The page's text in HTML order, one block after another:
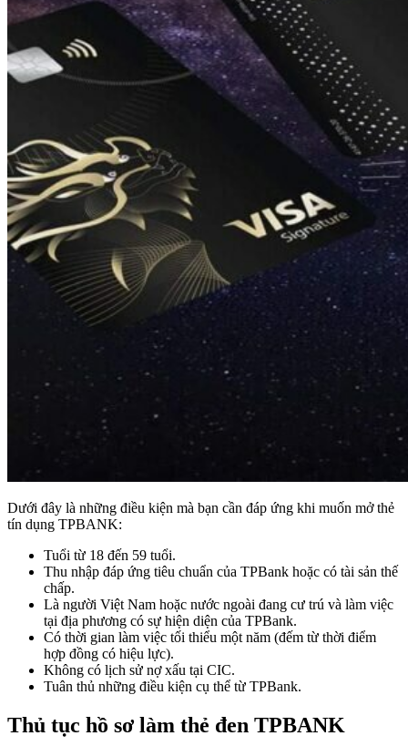
Dưới đây là những điều kiện mà bạn cần đáp ứng khi muốn mở thẻ
tín dụng TPBANK:
Tuổi từ 18 đến 59 tuổi.
Thu nhập đáp ứng tiêu chuẩn của TPBank hoặc có tài sản thế
chấp.
Là người Việt Nam hoặc nước ngoài đang cư trú và làm việc
tại địa phương có sự hiện diện của TPBank.
Có thời gian làm việc tối thiểu một năm (đếm từ thời điểm
hợp đồng có hiệu lực).
Không có lịch sử nợ xấu tại CIC.
Tuân thủ những điều kiện cụ thể từ TPBank.
Thủ tục hồ sơ làm thẻ đen TPBANK